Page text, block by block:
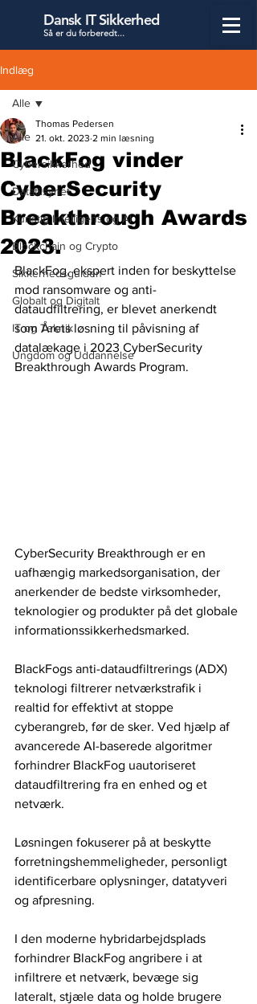
Dansk IT Sikkerhed
Så er du forberedt...
Indlæg
Alle
Cybersikkerhed
Datatilsynet
Kunstig Intelligens og AI
Blockchain og Crypto
Sikkerhedsguiden
Globalt og Digitalt
IT og Teknik
Ungdom og Uddannelse
Alle
BlackFog vinder
CyberSecurity
Breakthrough Awards
2023.
Thomas Pedersen
21. okt. 2023 2 min læsning
BlackFog, ekspert inden for beskyttelse
mod ransomware og anti-
dataudfiltrering, er blevet anerkendt
som Årets løsning til påvisning af
datalækage i 2023 CyberSecurity
Breakthrough Awards Program.
CyberSecurity Breakthrough er en
uafhængig markedsorganisation, der
anerkender de bedste virksomheder,
teknologier og produkter på det globale
informationssikkerhedsmarked.
BlackFogs anti-dataudfiltrerings (ADX)
teknologi filtrerer netværkstrafik i
realtid for effektivt at stoppe
cyberangreb, før de sker. Ved hjælp af
avancerede AI-baserede algoritmer
forhindrer BlackFog uautoriseret
dataudfiltrering fra en enhed og et
netværk.
Løsningen fokuserer på at beskytte
forretningshemmeligheder, personligt
identificerbare oplysninger, datatyveri
og afpresning.
I den moderne hybridarbejdsplads
forhindrer BlackFog angribere i at
infiltrere et netværk, bevæge sig
lateralt, stjæle data og holde brugere